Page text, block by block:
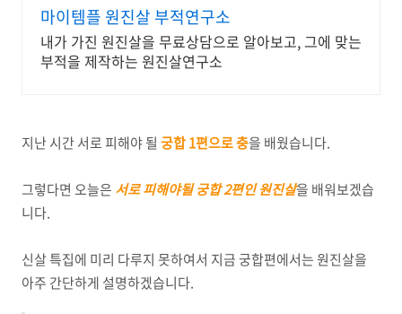
마이템플 원진살 부적연구소
내가 가진 원진살을 무료상담으로 알아보고, 그에 맞는
부적을 제작하는 원진살연구소
지난 시간 서로 피해야 될 궁합 1편으로 충을 배웠습니다.
그렇다면 오늘은 서로 피해야될 궁합 2편인 원진살을 배워보겠습
니다.
신살 특집에 미리 다루지 못하여서 지금 궁합편에서는 원진살을
아주 간단하게 설명하겠습니다.